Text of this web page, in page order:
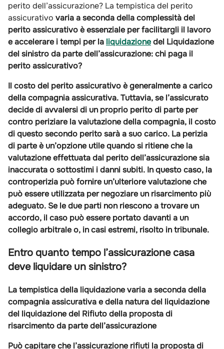
perito dell’assicurazione? La tempistica del perito
assicurativo varia a seconda della complessità del
perito assicurativo è essenziale per facilitargli il lavoro
e accelerare i tempi per la liquidazionedel Liquidazione
del sinistro da parte dell’assicurazione: chi paga il
perito assicurativo?
Il costo del perito assicurativo è generalmente a carico
della compagnia assicurativa. Tuttavia, se l’assicurato
decide di avvalersi di un proprio perito di parte per
contro periziare la valutazione della compagnia, il costo
di questo secondo perito sarà a suo carico. La perizia
di parteè un’opzione utile quando si ritiene che la
valutazione effettuata dal perito dell’assicurazione sia
inaccurata o sottostimi i danni subiti. In questo caso, la
controperizia può fornire un’ulteriore valutazione che
può essere utilizzata pernegoziare un risarcimento più
adeguato. Se le due parti non riescono a trovare un
accordo, il caso può essere portato davanti a un
collegio arbitrale o, in casi estremi, risolto in tribunale.
Entro quanto tempo l’assicurazione casa
deve liquidare un sinistro?
La tempistica della liquidazione varia a seconda della
compagnia assicurativa e della natura del liquidazione
del liquidazione del Rifiuto della proposta di
risarcimento da parte dell’assicurazione
Può capitare che l’assicurazione rifiuti la proposta di